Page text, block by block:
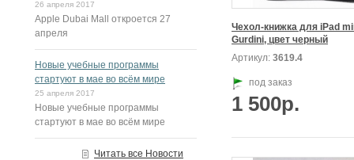
26 апреля 2017
Apple Dubai Mall откроется 27
апреля
Новые учебные программы
стартуют в мае во всём мире
25 апреля 2017
Новые учебные программы
стартуют в мае во всём мире
Читать все Новости
Чехол-книжка для iPad
Gurdini, цвет черный
Артикул: 3619.4
под заказ
1 500р.